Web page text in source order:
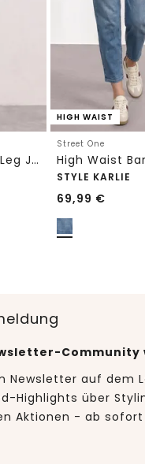
High Waist Barrel Leg Jeans im Loose Fit
HIGH WAIST
Street One
STYLE KARLIE
69,99 €
Community
Newsletter auf dem
Highlights über
Aktionen - ab